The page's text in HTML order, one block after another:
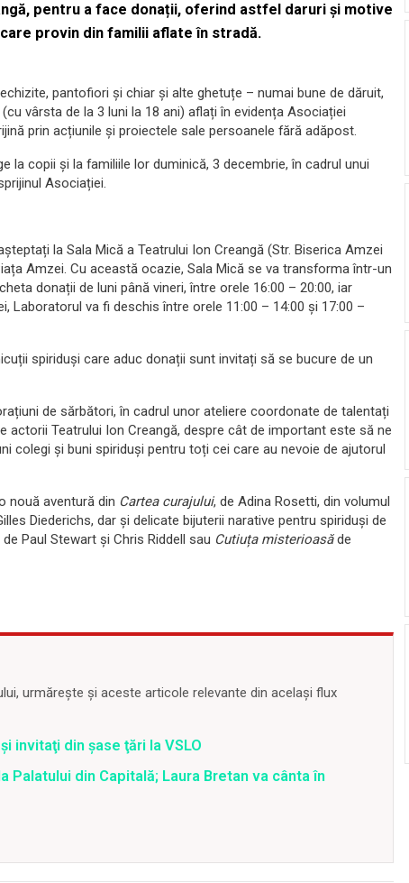
pentru a face donații, oferind astfel daruri și motive
provin din familii aflate în stradă.
pantofiori și chiar și alte ghetuțe – numai bune de dăruit,
vârsta de la 3 luni la 18 ani) aflați în evidența Asociației
prin acțiunile și proiectele sale persoanele fără adăpost.
la copii și la familiile lor duminică, 3 decembrie, în cadrul unui
Asociației.
la Sala Mică a Teatrului Ion Creangă (Str. Biserica Amzei
Amzei. Cu această ocazie, Sala Mică se va transforma într-un
donații de luni până vineri, între orele 16:00 – 20:00, iar
Laboratorul va fi deschis între orele 11:00 – 14:00 și 17:00 –
spiriduși care aduc donații sunt invitați să se bucure de un
de sărbători, în cadrul unor ateliere coordonate de talentați
actorii Teatrului Ion Creangă, despre cât de important este să ne
colegi și buni spiriduși pentru toți cei care au nevoie de ajutorul
nouă aventură din Cartea curajului, de Adina Rosetti, din volumul
Diederichs, dar și delicate bijuterii narative pentru spiriduși de
de Paul Stewart și Chris Riddell sau Cutiuța misterioasăde
urmărește și aceste articole relevante din același flux
invitaţi din şase ţări la VSLO
Palatului din Capitală; Laura Bretan va cânta în